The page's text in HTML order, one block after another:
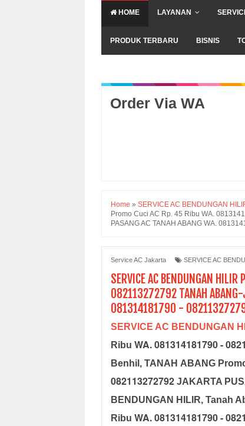
HOME LAYANAN
PRODUK TERBARU BISNIS
Order Via WA
Home » SERVICE AC BENDUNGAN
Promo Cuci AC Rp. 45 Ribu WA.
PASANG AC TANAH ABANG WA.
Service AC Jakarta SERVICE AC
SERVICE AC BENDUNGAN
082113272792 TANAH ABANG-
081314181790 -
SERVICE AC BENDUNGAN
Ribu WA. 081314181790 -
Benhil, TANAH ABANG
082113272792 JAKARTA
BENDUNGAN HILIR, Tanah
Ribu WA. 081314181790 -